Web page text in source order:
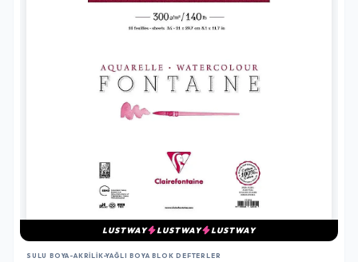
LUSTWAY LUSTWAY LUSTWAY
SULU BOYA-AKRILIK-YAĞLI BOYA BLOK DEFTERLER